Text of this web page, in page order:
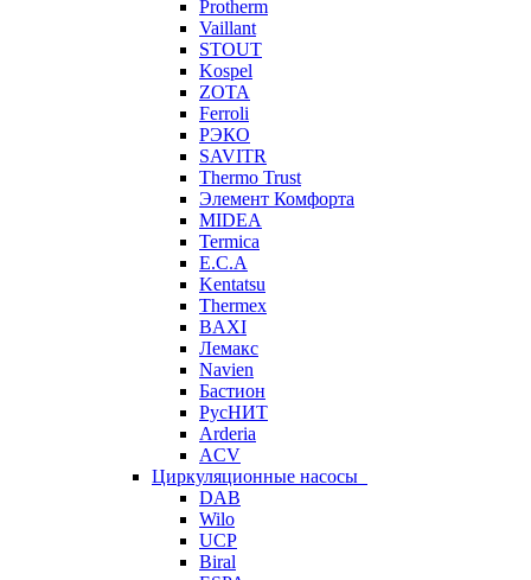
Protherm
Vaillant
STOUT
Kospel
ZOTA
Ferroli
РЭКО
SAVITR
Thermo Trust
Элемент Комфорта
MIDEA
Termica
E.C.A
Kentatsu
Thermex
BAXI
Лемакс
Navien
Бастион
РусНИТ
Arderia
ACV
Циркуляционные насосы
DAB
Wilo
UCP
Biral